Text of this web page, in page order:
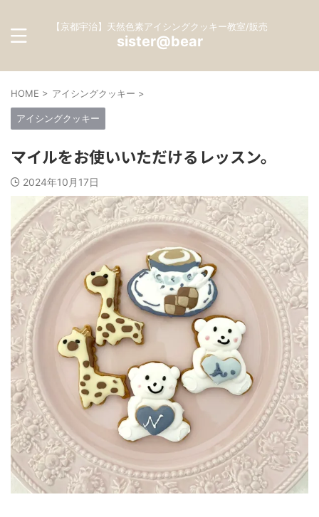
【京都宇治】天然色素アイシングクッキー教室/販売
sister@bear
HOME > アイシングクッキー >
アイシングクッキー
マイルをお使いいただけるレッスン。
2024年10月17日